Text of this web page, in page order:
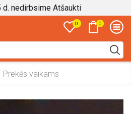
d. nedirbsime Atšaukti
0 0
input
Prekės vaikams